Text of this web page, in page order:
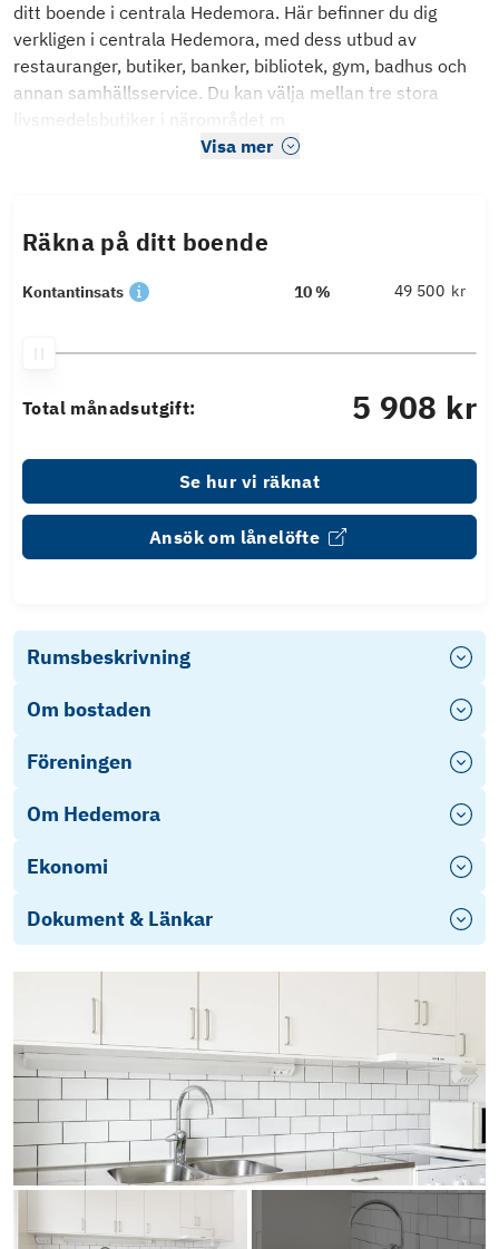
ditt boende i centrala Hedemora. Här befinner du dig
verkligen i centrala Hedemora, med dess utbud av
restauranger, butiker, banker, bibliotek, gym, badhus och
annan samhällsservice. Du kan välja mellan tre stora
livsmedelsbutiker i närområdet m
Visa mer
Räkna på ditt boende
Kontantinsats 10 % kr
Total månadsutgift: 5 908 kr
Se hur vi räknat
Ansök om lånelöfte
Rumsbeskrivning
Om bostaden
Föreningen
Om Hedemora
Ekonomi
Dokument & Länkar